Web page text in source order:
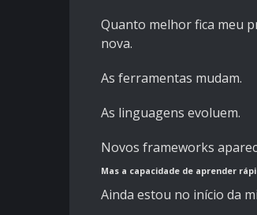
Quanto melhor fica meu
nova.
As ferramentas mudam.
As linguagens evoluem.
Novos frameworks
Mas a capacidade de aprender
Ainda estou no início da